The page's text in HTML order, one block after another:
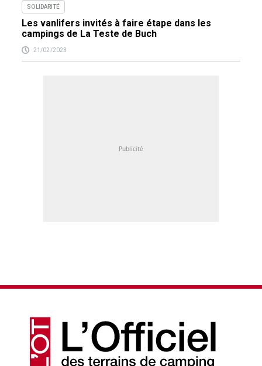
SOLIDARITÉ
Les vanlifers invités à faire étape dans les
campings de La Teste de Buch
21/02/2023